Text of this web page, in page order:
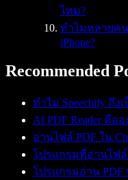
ไหม?
ทำไมหลายคน
iPhone?
Recommended
ทำไม Speechify ถึ
AI PDF Reader คื
อ่านไฟล์ PDF ใน
โปรแกรมที่อ่านไฟล์
โปรแกรมอ่าน PDF